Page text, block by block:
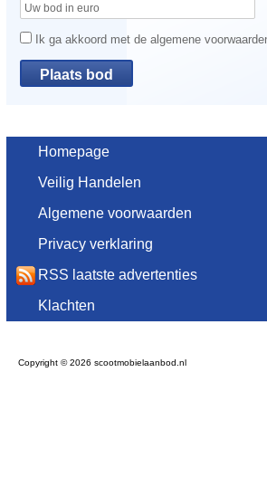
Ik ga akkoord met de algemene
Homepage
Veilig Handelen
Algemene voorwaarden
Privacy verklaring
RSS laatste advertenties
Klachten
Copyright © 2026 scootmobielaanbod.nl